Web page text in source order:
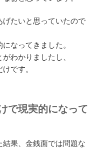
たいと思っていたので
なってきました。
わかりましたし、
です。
で現実的になって
果、金銭面では問題な